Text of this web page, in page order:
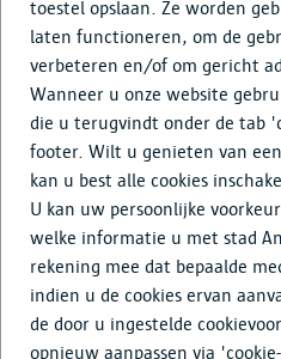
Over
Tijdlijn
Doe mee
Media & Nieuws
Vervangen
veelgestelde vragen
Antwerpen liet een Lichtplan
toestel opslaan. Ze worden
laten functioneren, om de
verbeteren en/of om gericht
Wanneer u onze website
die u terugvindt onder de tab
footer. Wilt u genieten van
kan u best alle cookies
U kan uw persoonlijke
welke informatie u met stad
rekening mee dat bepaalde
indien u de cookies ervan
de door u ingestelde
opnieuw aanpassen via